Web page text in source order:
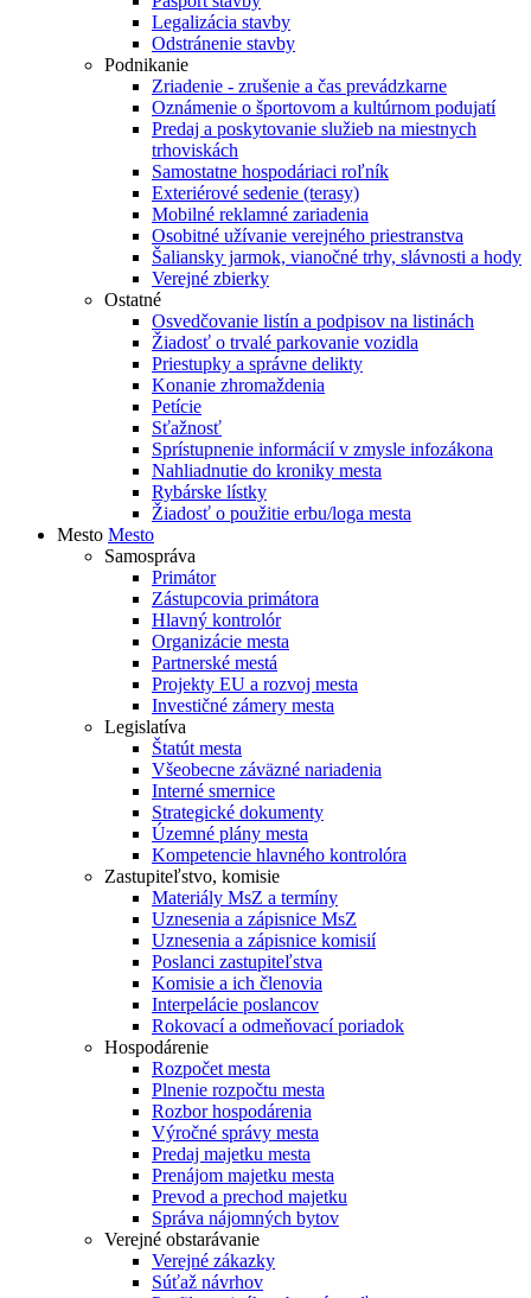
Legalizácia stavby
Odstránenie stavby
Podnikanie
Zriadenie - zrušenie a čas prevádzkarne
Oznámenie o športovom a kultúrnom podujatí
Predaj a poskytovanie služieb na miestnych
trhoviskách
Samostatne hospodáriaci roľník
Exteriérové sedenie (terasy)
Mobilné reklamné zariadenia
Osobitné užívanie verejného priestranstva
Šaliansky jarmok, vianočné trhy, slávnosti a hody
Verejné zbierky
Ostatné
Osvedčovanie listín a podpisov na listinách
Žiadosť o trvalé parkovanie vozidla
Priestupky a správne delikty
Konanie zhromaždenia
Petície
Sťažnosť
Sprístupnenie informácií v zmysle infozákona
Nahliadnutie do kroniky mesta
Rybárske lístky
Žiadosť o použitie erbu/loga mesta
Mesto Mesto
Samospráva
Primátor
Zástupcovia primátora
Hlavný kontrolór
Organizácie mesta
Partnerské mestá
Projekty EU a rozvoj mesta
Investičné zámery mesta
Legislatíva
Štatút mesta
Všeobecne záväzné nariadenia
Interné smernice
Strategické dokumenty
Územné plány mesta
Kompetencie hlavného kontrolóra
Zastupiteľstvo, komisie
Materiály MsZ a termíny
Uznesenia a zápisnice MsZ
Uznesenia a zápisnice komisií
Poslanci zastupiteľstva
Komisie a ich členovia
Interpelácie poslancov
Rokovací a odmeňovací poriadok
Hospodárenie
Rozpočet mesta
Plnenie rozpočtu mesta
Rozbor hospodárenia
Výročné správy mesta
Predaj majetku mesta
Prenájom majetku mesta
Prevod a prechod majetku
Správa nájomných bytov
Verejné obstarávanie
Verejné zákazky
Súťaž návrhov